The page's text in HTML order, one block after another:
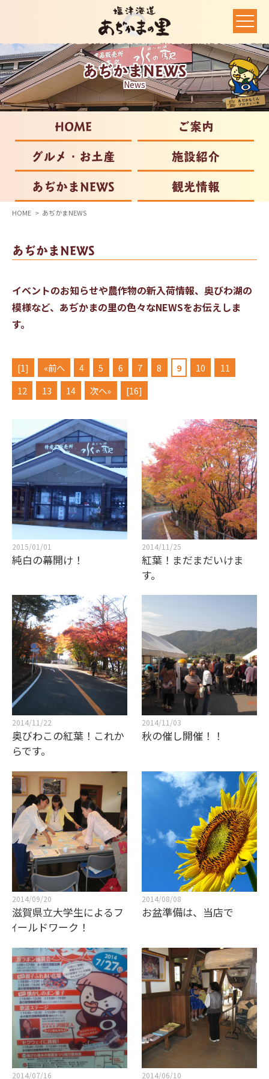
あぢかまNEWS
News
HOME
ご案内
グルメ・お土産
施設紹介
あぢかまNEWS
観光情報
HOME あぢかまNEWS
あぢかまNEWS
イベントのお知らせや農作物の新入荷情報、奥びわ湖の
模様など、 あぢかまの里の色々なNEWSをお伝えしま
す。
[1] «前へ 4 5 6 7 8 9 10
11
12
13 14 次へ» [16]
2015/01/01
純白の幕開け！
2014/11/25
紅葉！まだまだいけま
す。
2014/11/22
奥びわこの紅葉！これか
らです。
2014/11/03
秋の催し開催！！
2014/09/20
滋賀県立大学生によるフ
ｲールドワーク！
2014/08/08
お盆準備は、当店で
2014/07/16 2014/06/10